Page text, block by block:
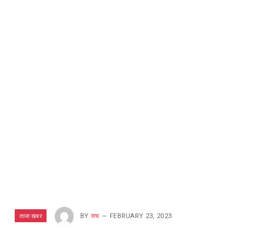
ताजा खबर BY सच FEBRUARY 23, 2023